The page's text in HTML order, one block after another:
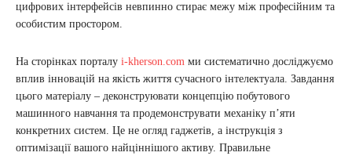
цифрових інтерфейсів невпинно стирає межу між професійним та
особистим простором.
На сторінках порталу i-kherson.com ми систематично досліджуємо
вплив інновацій на якість життя сучасного інтелектуала. Завдання
цього матеріалу – деконструювати концепцію побутового
машинного навчання та продемонструвати механіку п’яти
конкретних систем. Це не огляд гаджетів, а інструкція з
оптимізації вашого найціннішого активу. Правильне